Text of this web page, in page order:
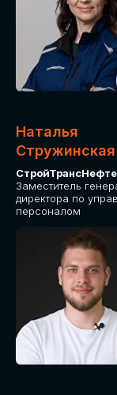
Наталья
Стружинская
Заместитель
директора по
персоналом
Приглашаем
TECH FORUM и
опытом и
сотрудничеству!
IT Solutions for
СРЕДИ